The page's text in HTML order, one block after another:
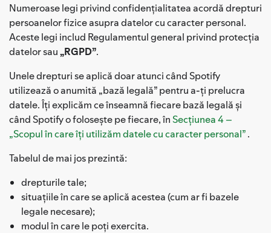
Numeroase legi privind confidențialitatea acordă drepturi
persoanelor fizice asupra datelor cu caracter personal.
Aceste legi includ Regulamentul general privind protecția
datelor sau„RGPD”.
Unele drepturi se aplică doar atunci când Spotify
utilizează o anumită „bază legală” pentru a-ți prelucra
datele. Îți explicăm ce înseamnă fiecare bază legală și
când Spotify o folosește pe fiecare, în Secțiunea 4 –
„Scopul în care îți utilizăm datele cu caracter personal”.
Tabelul de mai jos prezintă:
drepturile tale;
situațiile în care se aplică acestea (cum ar fi bazele
legale necesare);
modul în care le poți exercita.